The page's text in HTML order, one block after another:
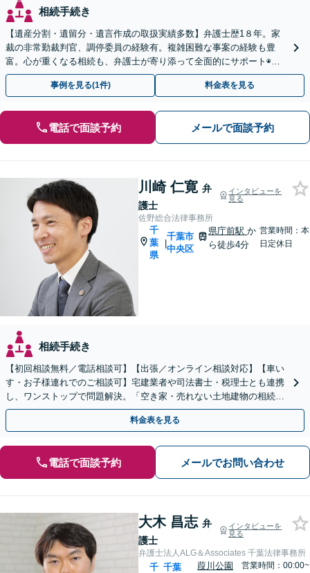
相続手続き
【遺産分割・遺留分・遺言作成の取扱実績多数】弁護士歴1８年。家
裁の非常勤裁判官、調停委員の経験有。複雑困難な事案の経験も豊
富。心が重くなる相続も、弁護士が寄り添って全面的にサポート◉オ
ンライン相談可◉ 【千葉駅徒歩13分】
事例を見る(1件) 料金表を見る
電話で面談予約 メールで面談予約
川崎 仁寛 弁
護士
インタビューを
見る
佐野総合法律事務所
千
葉
県
|
千葉市
中央区
県庁前駅か
ら徒歩4分
営業時間：本
日定休日
相続手続き
【初回相談無料／電話相談可】【出張／オンライン相談対応】【車い
す・お子様連れでのご相談可】宅建業者や司法書士・税理士とも連携
し、ワンストップで問題解決。「空き家・売れない土地建物の相続／
権利関係が複雑な不動産相続もお任せください」
料金表を見る
電話で面談予約 メールでお問い合わせ
大木 昌志 弁
護士
インタビューを
見る
弁護士法人ALG＆Associates 千葉法律事務所
千 千葉
葭川公園
営業時間：00:00~